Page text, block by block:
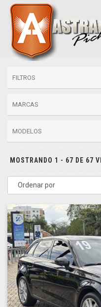
FILTROS
MARCAS
MODELOS
MOSTRANDO 1 - 67 DE 67
Ordenar por